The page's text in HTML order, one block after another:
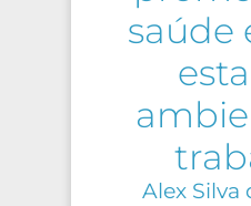
saúde
Alex Silva